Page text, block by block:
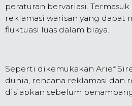
peraturan bervariasi. Termasuk
reklamasi warisan yang dapat
fluktuasi luas dalam biaya.
Seperti dikemukakan Arief
dunia, rencana reklamasi dan
disiapkan sebelum